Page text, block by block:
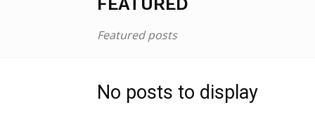
Featured posts
No posts to display